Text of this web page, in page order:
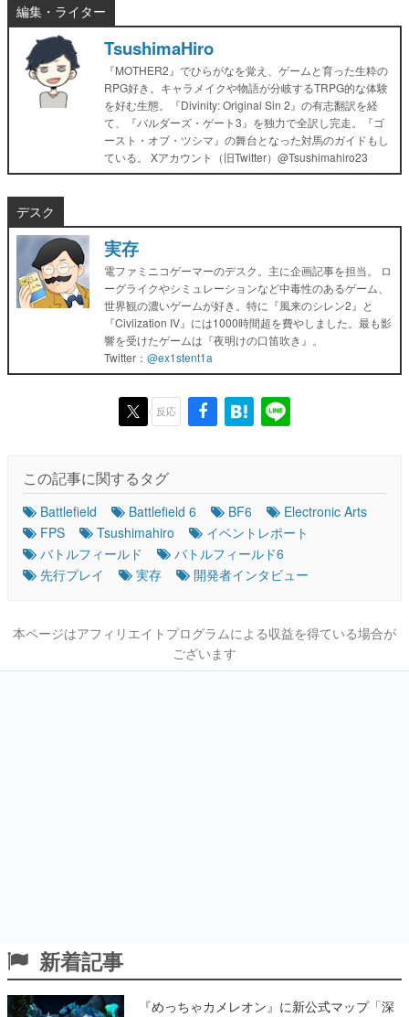
編集・ライター
TsushimaHiro
『MOTHER2』でひらがなを覚え、ゲームと育った生粋の
RPG好き。キャラメイクや物語が分岐するTRPG的な体験
を好む生態。『Divinity: Original Sin 2』の有志翻訳を経
て、『バルダーズ・ゲート3』を独力で全訳し完走。『ゴ
ースト・オブ・ツシマ』の舞台となった対馬のガイドもし
ている。 Xアカウント（旧Twitter）@Tsushimahiro23
デスク
実存
電ファミニコゲーマーのデスク。主に企画記事を担当。 ロ
ーグライクやシミュレーションなど中毒性のあるゲーム、
世界観の濃いゲームが好き。特に『風来のシレン2』と
『Civlization IV』には1000時間超を費やしました。最も影
響を受けたゲームは『夜明けの口笛吹き』。
Twitter： @ex1stent1a
反応
この記事に関するタグ
Battlefield Battlefield 6 BF6
Electronic Arts
FPS
Tsushimahiro
イベントレポート
バトルフィールド
バトルフィールド6
先行プレイ
実存 開発者インタビュー
本ページはアフィリエイトプログラムによる収益を得ている場合が
ございます
新着記事
『めっちゃカメレオン』に新公式マップ「深